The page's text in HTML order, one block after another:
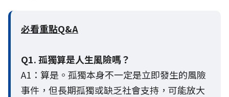
必看重點Q&A
Q1. 孤獨算是人生風險嗎？
A1：算是。孤獨本身不一定是立即發生的風險
事件，但長期孤獨或缺乏社會支持，可能放大